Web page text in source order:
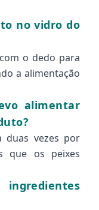
no vidro do
o dedo para
a alimentação
alimentar
duas vezes por
que os peixes